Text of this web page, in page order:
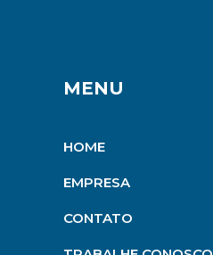
MENU
HOME
EMPRESA
CONTATO